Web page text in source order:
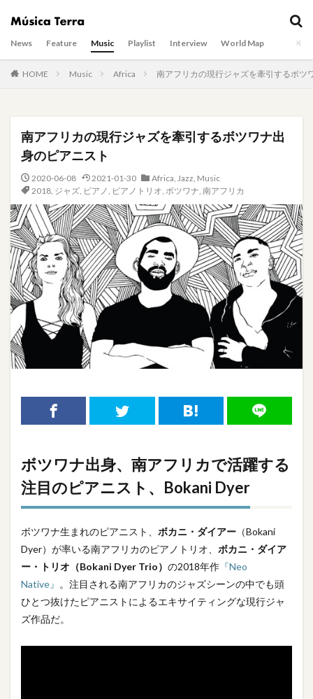
News Feature Music Playlist Interview World Map
HOME Music Africa 南アフリカの現行ジャズを牽引するボツ
南アフリカの現行ジャズを牽引するボツワナ出
身のピアニスト
2020-06-08 2021-01-30 Africa, Jazz, Music
2018, ジャズ, ピアノ, ピアノトリオ, ボツワナ, 南アフリカ
ボツワナ出身、南アフリカで活躍する
注目のピアニスト、Bokani Dyer
ボツワナ生まれのピアニスト、 ボカニ・ダイアー （Bokani
Dyer）が率いる南アフリカのピアノトリオ、 ボカニ・ダイア
ー・トリオ（Bokani Dyer Trio） の2018年作 『Neo
Native』 。注目される南アフリカのジャズシーンの中でも頭
ひとつ抜けたピアニストによるエキサイティングな現行ジャ
ズ作品だ。